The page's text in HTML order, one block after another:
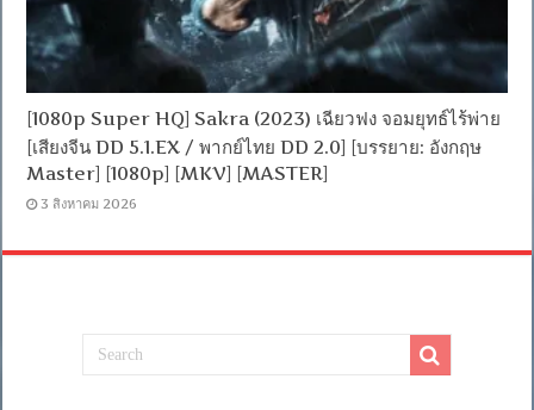
[1080p Super HQ] Sakra (2023) เฉียวฟง จอมยุทธ์ไร้พ่าย
[เสียงจีน DD 5.1.EX / พากย์ไทย DD 2.0] [บรรยาย: อังกฤษ
Master] [1080p] [MKV] [MASTER]
3 สิงหาคม 2026